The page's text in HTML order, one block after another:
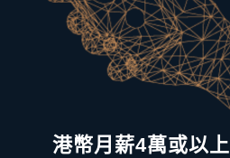
港幣月薪4萬或以上